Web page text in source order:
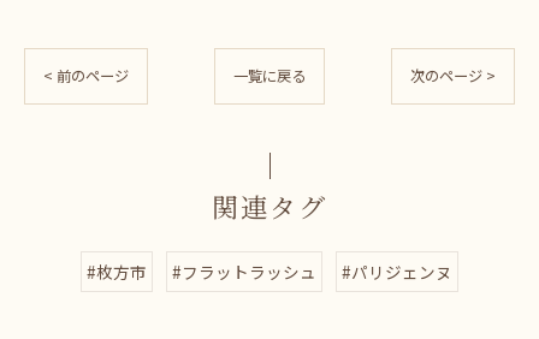
< 前のページ 一覧に戻る 次のページ >
関連タグ
#枚方市 #フラットラッシュ #パリジェンヌ